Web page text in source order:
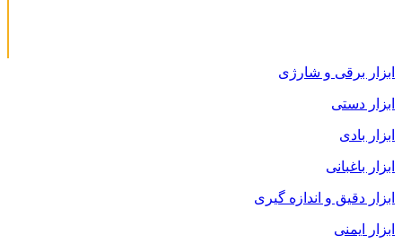
ابزار برقی و شارژی
ابزار دستی
ابزار بادی
ابزار باغبانی
ابزار دقیق و اندازه گیری
ابزار ایمنی